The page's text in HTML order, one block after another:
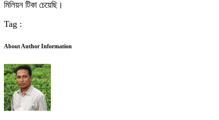
মিলিয়ন টিকা চেয়েছি।
Tag :
About Author Information